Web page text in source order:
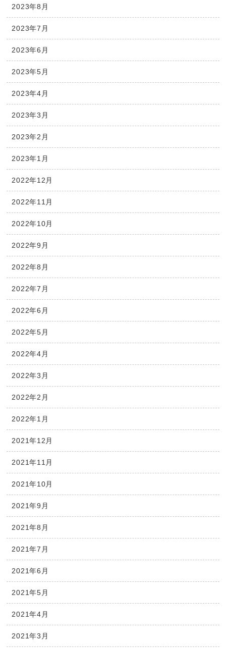
2023年8月
2023年7月
2023年6月
2023年5月
2023年4月
2023年3月
2023年2月
2023年1月
2022年12月
2022年11月
2022年10月
2022年9月
2022年8月
2022年7月
2022年6月
2022年5月
2022年4月
2022年3月
2022年2月
2022年1月
2021年12月
2021年11月
2021年10月
2021年9月
2021年8月
2021年7月
2021年6月
2021年5月
2021年4月
2021年3月